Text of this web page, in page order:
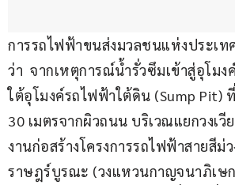
การรถไฟฟ้าขนส่งมวลชนแห่งประเท
ว่า  จากเหตุการณ์น้ำรั่วซึมเข้าสู่อุโม
ใต้อุโมงค์รถไฟฟ้าใต้ดิน (Sump Pit)
30 เมตรจากผิวถนน บริเวณแยกวงเ
งานก่อสร้างโครงการรถไฟฟ้าสายสีม่
ราษฎร์บูรณะ (วงแหวนกาญจนาภิเษ